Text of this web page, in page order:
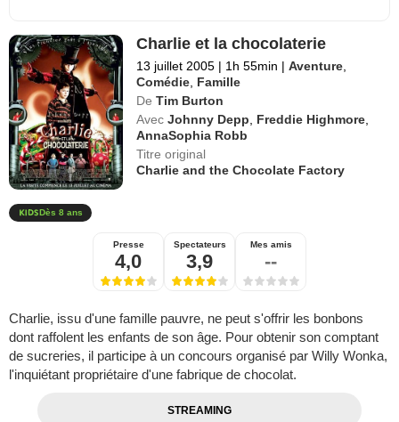
Charlie et la chocolaterie
13 juillet 2005 | 1h 55min | Aventure,
Comédie, Famille
De Tim Burton
Avec Johnny Depp, Freddie Highmore,
AnnaSophia Robb
Titre original
Charlie and the Chocolate Factory
Dès 8 ans
Presse
4,0
Spectateurs
3,9
Mes amis
--
Charlie, issu d'une famille pauvre, ne peut s'offrir les bonbons
dont raffolent les enfants de son âge. Pour obtenir son comptant
de sucreries, il participe à un concours organisé par Willy Wonka,
l'inquiétant propriétaire d'une fabrique de chocolat.
STREAMING